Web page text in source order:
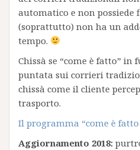
automatico e non possiede
(soprattutto) non ha un
tempo.
Chissà se “come è fatto”
puntata sui corrieri
chissà come il cliente
trasporto.
Il programma “come è
Aggiornamento 2018: